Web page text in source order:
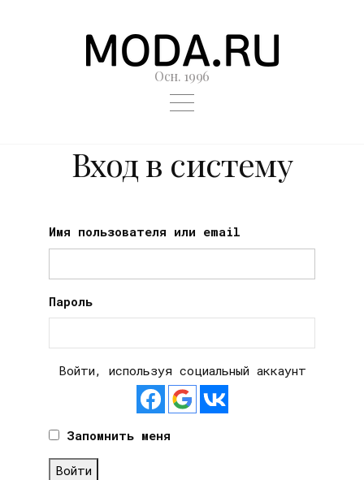
Осн. 1996
Вход в систему
Имя пользователя или email
Пароль
Войти, используя социальный аккаунт
Запомнить меня
Войти